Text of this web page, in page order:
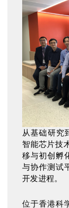
Area
从基础研究
智能芯片技
移与初创孵
与协作测试
开发进程。
位于香港科